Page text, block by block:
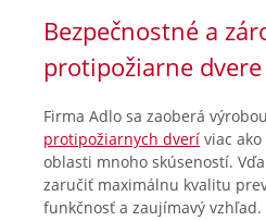
Bezpečnostné a
protipožiarne dvere
Firma Adlo sa zaoberá
protipožiarnych dverí viac
oblasti mnoho skúseností.
zaručiť maximálnu kvalitu
funkčnosť a zaujímavý vzhľad.